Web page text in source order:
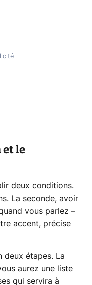
et le
deux conditions.
La seconde, avoir
vous parlez –
accent, précise
deux étapes. La
aurez une liste
qui servira à